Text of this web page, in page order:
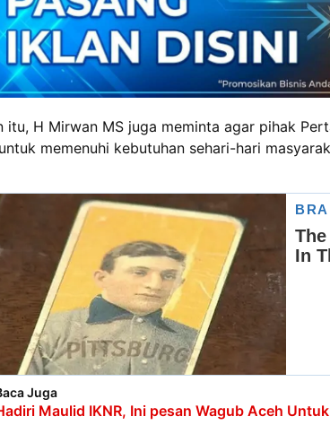
itu, H Mirwan MS juga meminta agar pihak
memenuhi kebutuhan sehari-hari
Juga
Maulid IKNR, Ini pesan Wagub Aceh